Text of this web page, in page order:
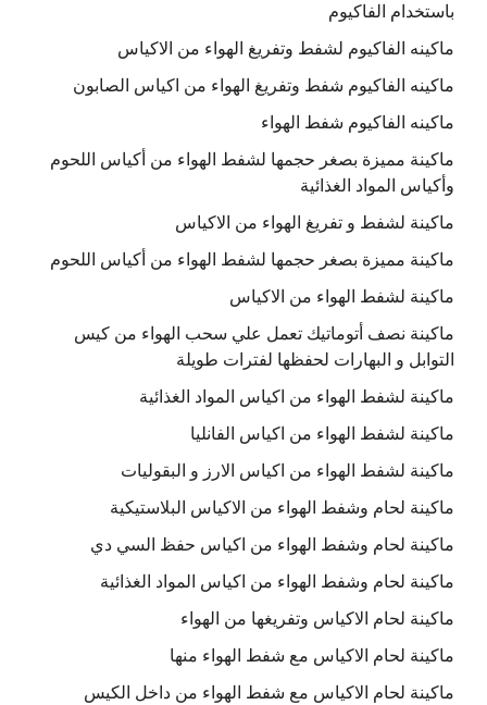
باستخدام الفاكيوم
ماكينه الفاكيوم لشفط وتفريغ الهواء من الاكياس
ماكينه الفاكيوم شفط وتفريغ الهواء من اكياس الصابون
ماكينه الفاكيوم شفط الهواء
ماكينة مميزة بصغر حجمها لشفط الهواء من أكياس اللحوم
وأكياس المواد الغذائية
ماكينة لشفط و تفريغ الهواء من الاكياس
ماكينة مميزة بصغر حجمها لشفط الهواء من أكياس اللحوم
ماكينة لشفط الهواء من الاكياس
ماكينة نصف أتوماتيك تعمل علي سحب الهواء من كيس
التوابل و البهارات لحفظها لفترات طويلة
ماكينة لشفط الهواء من اكياس المواد الغذائية
ماكينة لشفط الهواء من اكياس الفانليا
ماكينة لشفط الهواء من اكياس الارز و البقوليات
ماكينة لحام وشفط الهواء من الاكياس البلاستيكية
ماكينة لحام وشفط الهواء من اكياس حفظ السي دي
ماكينة لحام وشفط الهواء من اكياس المواد الغذائية
ماكينة لحام الاكياس وتفريغها من الهواء
ماكينة لحام الاكياس مع شفط الهواء منها
ماكينة لحام الاكياس مع شفط الهواء من داخل الكيس